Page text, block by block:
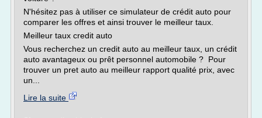
N'hésitez pas à utiliser ce simulateur de crédit auto pour
comparer les offres et ainsi trouver le meilleur taux.
Meilleur taux credit auto
Vous recherchez un credit auto au meilleur taux, un crédit
auto avantageux ou prêt personnel automobile ? Pour
trouver un pret auto au meilleur rapport qualité prix, avec
un...
Lire la suite